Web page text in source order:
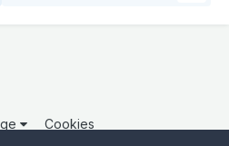
Cookies